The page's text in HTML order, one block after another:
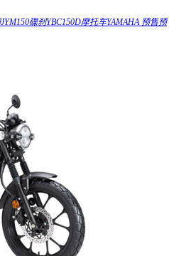
碟刹YBC150D摩托车YAMAHA 预售预